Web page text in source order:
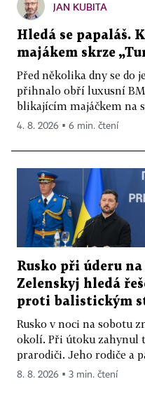
JAN KUBITA
Hledá se papaláš.
majákem skrze
Před několika dny se do
přihnalo obří luxusní
blikajícím majáčkem na
4. 8. 2026 ▪ 6 min. čtení
Rusko při úderu
Zelenskyj hledá
proti balistickým
Rusko v noci na sobotu
okolí. Při útoku zahynul
prarodiči. Jeho rodiče a
8. 8. 2026 ▪ 3 min. čtení